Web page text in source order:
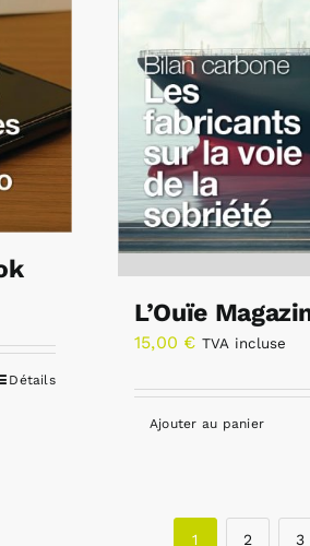
Détails
L’Ouïe
15,00 € TVA incluse
Ajouter au panier
1 2 3